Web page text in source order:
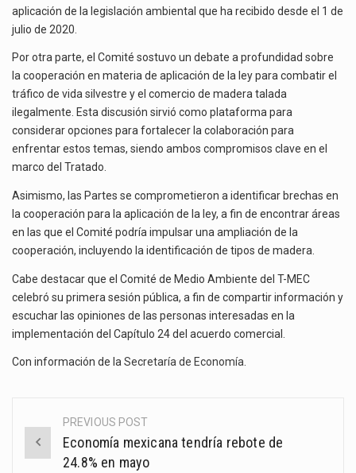
aplicación de la legislación ambiental que ha recibido desde el 1 de
julio de 2020.
Por otra parte, el Comité sostuvo un debate a profundidad sobre
la cooperación en materia de aplicación de la ley para combatir el
tráfico de vida silvestre y el comercio de madera talada
ilegalmente. Esta discusión sirvió como plataforma para
considerar opciones para fortalecer la colaboración para
enfrentar estos temas, siendo ambos compromisos clave en el
marco del Tratado.
Asimismo, las Partes se comprometieron a identificar brechas en
la cooperación para la aplicación de la ley, a fin de encontrar áreas
en las que el Comité podría impulsar una ampliación de la
cooperación, incluyendo la identificación de tipos de madera.
Cabe destacar que el Comité de Medio Ambiente del T-MEC
celebró su primera sesión pública, a fin de compartir información y
escuchar las opiniones de las personas interesadas en la
implementación del Capítulo 24 del acuerdo comercial.
Con información de la Secretaría de Economía
Post
navigation
PREVIOUS POST
Economía mexicana tendría rebote de
24.8% en mayo